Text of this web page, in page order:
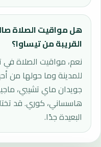
هل مواقيت الصلاة
القريبة من تيساوا؟
نعم، مواقيت الصلاة في
للمدينة وما حولها من
جويدان ماي تشيبي،
هاسساني، كوري. قد
البعيدة جدًا.